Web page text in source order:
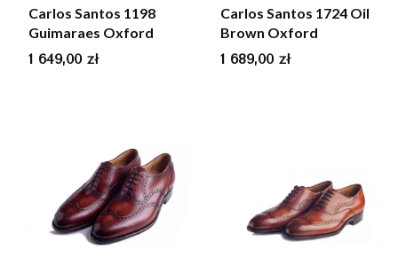
Carlos Santos 1198
Guimaraes Oxford
Cena
1 649,00 zł
Carlos Santos 1724 Oil
Brown Oxford
Cena
1 689,00 zł